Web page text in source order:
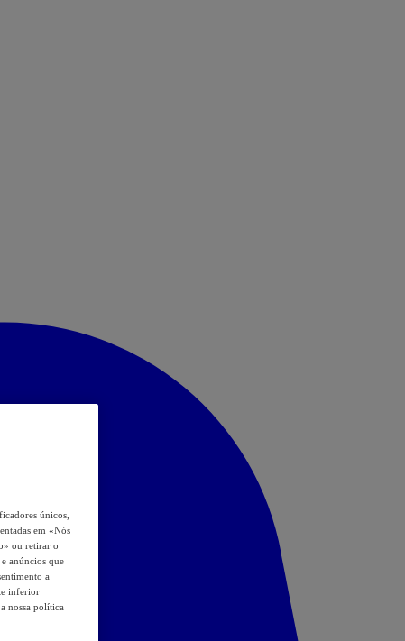
únicos,
em «Nós
ou retirar o
anúncios que
a
inferior
nossa política